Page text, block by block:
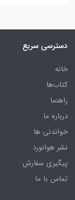
دسترسی سریع
خانه
کتاب‌ها
راهنما
درباره ما
خواندنی ها
نشر هوانورد
پیگیری سفارش
تماس با ما